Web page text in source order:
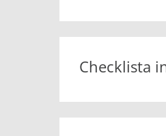
Checklista